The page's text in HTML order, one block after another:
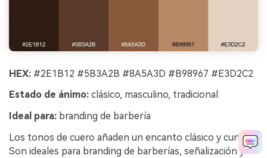
HEX: #2E1B12 #5B3A2B #8A5A3D #B98967 #E3D2C2
Estado de ánimo: clásico, masculino, tradicional
Ideal para: branding de barbería
Los tonos de cuero añaden un encanto clásico y curtido.
Son ideales para branding de barberías, señalización y